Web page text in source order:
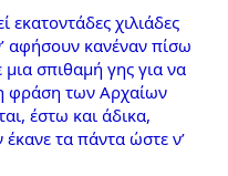
εκατοντάδες χιλιάδες
αφήσουν κανέναν πίσω
σπιθαμή γης για να
η φράση των Αρχαίων
έστω και άδικα,
τα πάντα ώστε ν’